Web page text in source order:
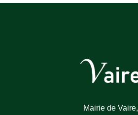
Mairie de Vaire,